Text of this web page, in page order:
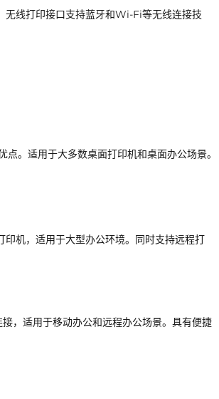
无线打印接口支持蓝牙和Wi-Fi等无线连接技
。适用于大多数桌面打印机和桌面办公场景。
机，适用于大型办公环境。同时支持远程打
，适用于移动办公和远程办公场景。具有便捷